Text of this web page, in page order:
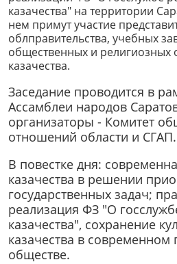
казачества" на территории
нем примут участие
облправительства, учебных
общественных и религиозных
казачества.
Заседание проводится в
Ассамблеи народов
организаторы - Комитет
отношений области и СГАП.
В повестке дня:
казачества в решении
государственных задач;
реализация ФЗ "О
казачества", сохранение
казачества в современном
обществе.